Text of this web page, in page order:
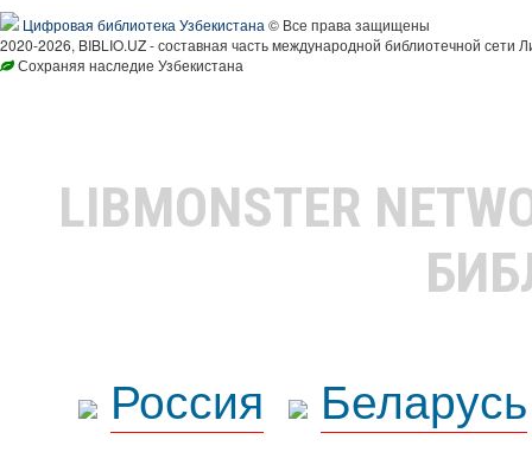
Цифровая библиотека Узбекистана © Все права защищены
2020-2026, BIBLIO.UZ - составная часть международной библиотечной сети
Сохраняя наследие Узбекистана
LIBMONSTER
Россия
Беларусь